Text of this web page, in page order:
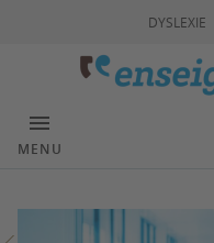
DYSLEXIE
MENU